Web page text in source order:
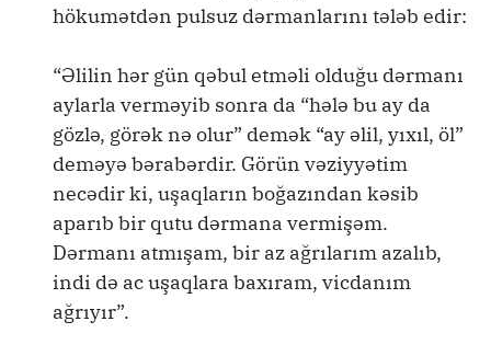
hökumətdən pulsuz dərmanlarını tələb edir:
“Əlilin hər gün qəbul etməli olduğu dərmanı
aylarla verməyib sonra da “hələ bu ay da
gözlə, görək nə olur” demək “ay əlil, yıxıl, öl”
deməyə bərabərdir. Görün vəziyyətim
necədir ki, uşaqların boğazından kəsib
aparıb bir qutu dərmana vermişəm.
Dərmanı atmışam, bir az ağrılarım azalıb,
indi də ac uşaqlara baxıram, vicdanım
ağrıyır”.